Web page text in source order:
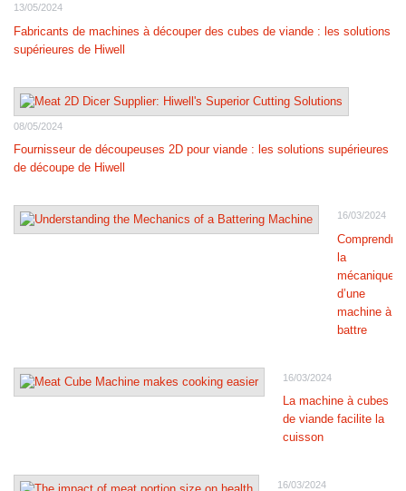
13/05/2024
Fabricants de machines à découper des cubes de viande : les solutions
supérieures de Hiwell
08/05/2024
Fournisseur de découpeuses 2D pour viande : les solutions supérieures
de découpe de Hiwell
16/03/2024
Comprendre
la
mécanique
d’une
machine à
battre
16/03/2024
La machine à cubes
de viande facilite la
cuisson
16/03/2024